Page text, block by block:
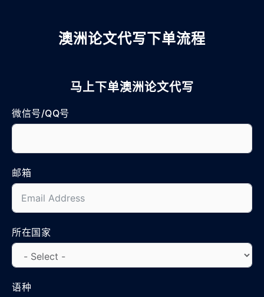
澳洲论文代写下单流程
马上下单澳洲论文代写
微信号/QQ号
邮箱
所在国家
语种